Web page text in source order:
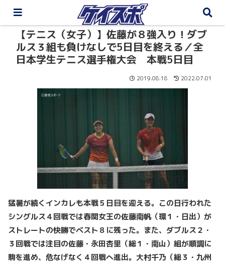
【テニス（女子）】佐藤が８強入り！ダブ
ルス３組も負けなしで5日目を終える／全
日本学生テニス選手権大会 本戦5日目
2019.08.18 2022.07.01
猛暑が続くインカレも本戦５日目を迎える。この日行われた
シングルス４回戦では春関女王の佐藤南帆（環１・日出）が
ストレートの快勝でベスト８に残った。また、ダブルス２・
３回戦では注目の佐藤・永田杏里（総１・南山）組が順調に
駒を進め、危なげなく４回戦へ進出。大村千乃（総３・九州